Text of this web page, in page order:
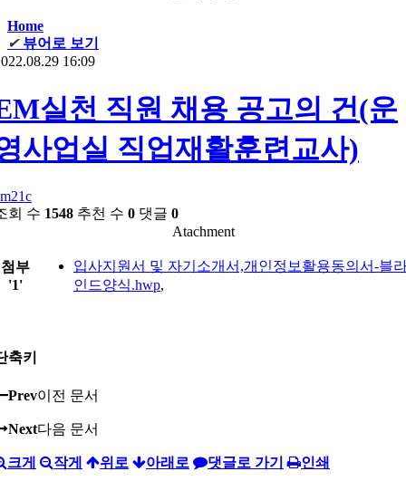
Home
✔ 뷰어로 보기
16:09
실천 직원 채용 공고의 건(운
사업실 직업재활훈련교사)
회 수 1548 추천 수 0 댓글 0
Atachment
첨부
'1'
입사지원서 및 자기소개서,개인정보활용동의서-블
인드양식.hwp,
축키
Prev이전 문서
Next다음 문서
크게 작게 위로 아래로 댓글로 가기 인쇄